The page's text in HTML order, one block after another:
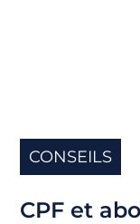
CONSEILS
CPF et